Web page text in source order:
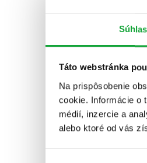
Súhlas
Táto webstránka
Na prispôsobenie
cookie. Informácie o
médií, inzercie a
alebo ktoré od vás